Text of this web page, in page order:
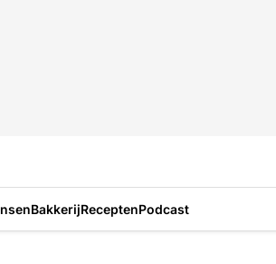
BakkerijReceptenPodcast